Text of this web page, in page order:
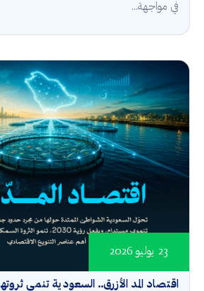
في مواجهة...
اقتصاد المد الأزرق.. السعودية تنمي
23 يوليو 2026